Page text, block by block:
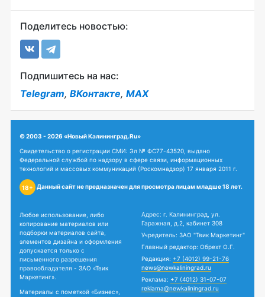
Поделитесь новостью:
Подпишитесь на нас:
Telegram, ВКонтакте, MAX
© 2003 - 2026 «Новый Калининград.Ru»
Свидетельство о регистрации СМИ: Эл № ФС77-43520, выдано
Федеральной службой по надзору в сфере связи, информационных
технологий и массовых коммуникаций (Роскомнадзор) 17 января 2011 г.
18+ Данный сайт не предназначен для просмотра лицам младше 18 лет.
Любое использование, либо
копирование материалов или
подборки материалов сайта,
элементов дизайна и оформления
допускается только с
письменного разрешения
правообладателя - ЗАО «Твик
Маркетинг».
Материалы с пометкой «Бизнес»,
Адрес: г. Калининград, ул.
Гаражная, д.2, кабинет 308
Учредитель: ЗАО "Твик Маркетинг"
Главный редактор: Обрехт О.Г.
Редакция: +7 (4012) 99-21-76
news@newkaliningrad.ru
Реклама: +7 (4012) 31-07-07
reklama@newkaliningrad.ru